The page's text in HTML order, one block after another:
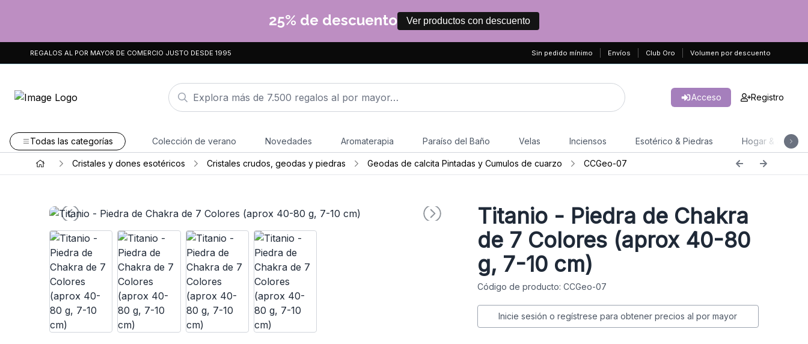
25% de descuento Ver productos con descuento
REGALOS AL POR MAYOR DE COMERCIO JUSTO DESDE 1995 Sin pedido mínimo Envíos Club Oro Volumen por descuento
Acceso Registro
Todas las categorías Colección de verano Novedades Aromaterapia Paraíso del Baño Velas Inciensos Esotérico & Piedras Hogar & Jardín
Cristales y dones esotéricos Cristales crudos, geodas y piedras Geodas de calcita Pintadas y Cumulos de cuarzo CCGeo-07
Titanio - Piedra de Chakra
de 7 Colores (aprox 40-80
g, 7-10 cm)
Código de producto: CCGeo-07
Inicie sesión o regístrese para obtener precios al por mayor